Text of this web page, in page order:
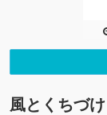
風とくちづけ